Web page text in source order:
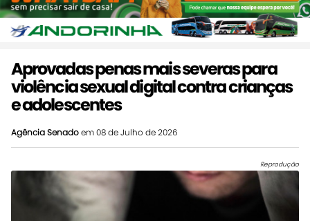
Aprovadas penas mais severas para
violência sexual digital contra crianças
e adolescentes
Agência Senadoem 08 de Julho de 2026
Reprodução